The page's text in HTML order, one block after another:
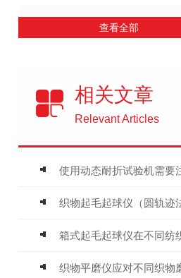
查看全部
相关文章
Relevant Articles